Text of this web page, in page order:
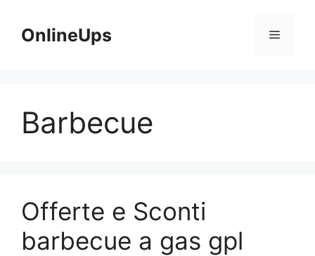
contenuto
OnlineUps Menu
Barbecue
Offerte e Sconti
barbecue a gas gpl